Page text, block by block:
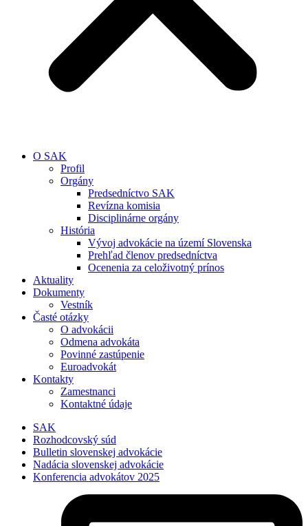
O SAK
Profil
Orgány
Predsedníctvo SAK
Revízna komisia
Disciplinárne orgány
História
Vývoj advokácie na území Slovenska
Prehľad členov predsedníctva
Ocenenia za celoživotný prínos
Aktuality
Dokumenty
Vestník
Časté otázky
O advokácii
Odmena advokáta
Povinné zastúpenie
Euroadvokát
Kontakty
Zamestnanci
Kontaktné údaje
SAK
Rozhodcovský súd
Bulletin slovenskej advokácie
Nadácia slovenskej advokácie
Konferencia advokátov 2025